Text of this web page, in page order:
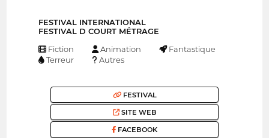
FESTIVAL INTERNATIONAL
FESTIVAL D COURT MÉTRAGE
Fiction Animation
Fantastique
Terreur
Autres
FESTIVAL
SITE WEB
FACEBOOK